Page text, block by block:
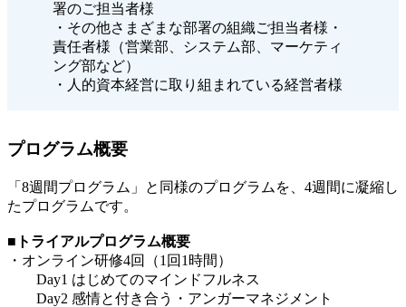
署のご担当者様
・その他さまざまな部署の組織ご担当者様・
責任者様（営業部、システム部、マーケティ
ング部など）
・人的資本経営に取り組まれている経営者様
プログラム概要
「8週間プログラム」と同様のプログラムを、4週間に凝縮し
たプログラムです。
■トライアルプログラム概要
・オンライン研修4回（1回1時間）
Day1 はじめてのマインドフルネス
Day2 感情と付き合う・アンガーマネジメント